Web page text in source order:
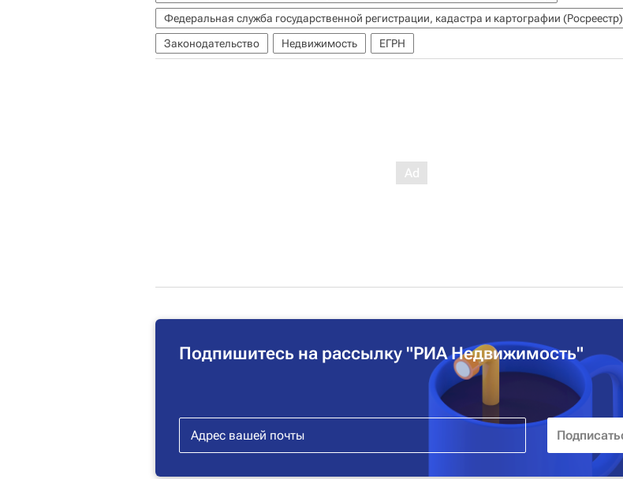
Федеральная служба государственной регистрации, кадастра и картографии (Росреестр)
Законодательство
Недвижимость ЕГРН
Подпишитесь на рассылку "РИА Недвижимость"